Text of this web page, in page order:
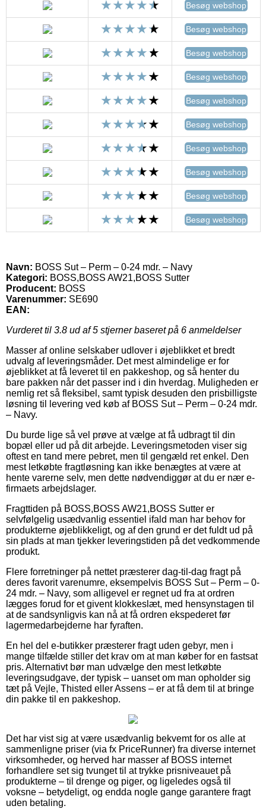
Besøg webshop
Besøg webshop
Besøg webshop
Besøg webshop
Besøg webshop
Besøg webshop
Besøg webshop
Besøg webshop
Besøg webshop
Besøg webshop
Navn: BOSS Sut – Perm – 0-24 mdr. – Navy
Kategori: BOSS,BOSS AW21,BOSS Sutter
Producent: BOSS
Varenummer: SE690
EAN:
Vurderet til 3.8 ud af 5 stjerner baseret på 6 anmeldelser
Masser af online selskaber udlover i øjeblikket et bredt
udvalg af leveringsmåder. Det mest almindelige er for
øjeblikket at få leveret til en pakkeshop, og så henter du
bare pakken når det passer ind i din hverdag. Muligheden er
nemlig ret så fleksibel, samt typisk desuden den prisbilligste
løsning til levering ved køb af BOSS Sut – Perm – 0-24 mdr.
– Navy.
Du burde lige så vel prøve at vælge at få udbragt til din
bopæl eller ud på dit arbejde. Leveringsmetoden viser sig
oftest en tand mere pebret, men til gengæld ret enkel. Den
mest letkøbte fragtløsning kan ikke benægtes at være at
hente varerne selv, men dette nødvendiggør at du er nær e-
firmaets arbejdslager.
Fragttiden på BOSS,BOSS AW21,BOSS Sutter er
selvfølgelig usædvanlig essentiel ifald man har behov for
produkterne øjeblikkeligt, og af den grund er det fuldt ud på
sin plads at man tjekker leveringstiden på det vedkommende
produkt.
Flere forretninger på nettet præsterer dag-til-dag fragt på
deres favorit varenumre, eksempelvis BOSS Sut – Perm – 0-
24 mdr. – Navy, som alligevel er regnet ud fra at ordren
lægges forud for et givent klokkeslæt, med hensynstagen til
at de sandsynligvis kan nå at få ordren ekspederet før
lagermedarbejderne har fyraften.
En hel del e-butikker præsterer fragt uden gebyr, men i
mange tilfælde stiller det krav om at man køber for en fastsat
pris. Alternativt bør man udvælge den mest letkøbte
leveringsudgave, der typisk – uanset om man opholder sig
tæt på Vejle, Thisted eller Assens – er at få dem til at bringe
din pakke til en pakkeshop.
Det har vist sig at være usædvanlig bekvemt for os alle at
sammenligne priser (via fx PriceRunner) fra diverse internet
virksomheder, og herved har masser af BOSS internet
forhandlere set sig tvunget til at trykke prisniveauet på
produkterne – til drenge og piger, og ligeledes også til
voksne – betydeligt, og endda nogle gange garantere fragt
uden betaling.